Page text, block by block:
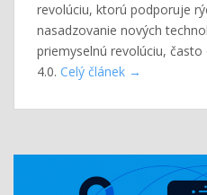
revolúciu, ktorú podporuje
nasadzovanie nových
priemyselnú revolúciu,
4.0. Celý článek